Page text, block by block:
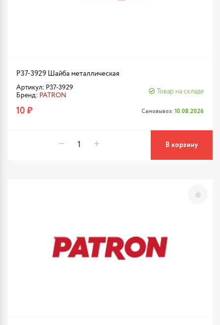
P37-3929 Шайба металлическая
Артикул: P37-3929
Бренд: PATRON
Товар на складе
10 ₽ Самовывоз: 10.08.2026
В корзину